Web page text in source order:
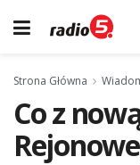
Strona Główna
Co z